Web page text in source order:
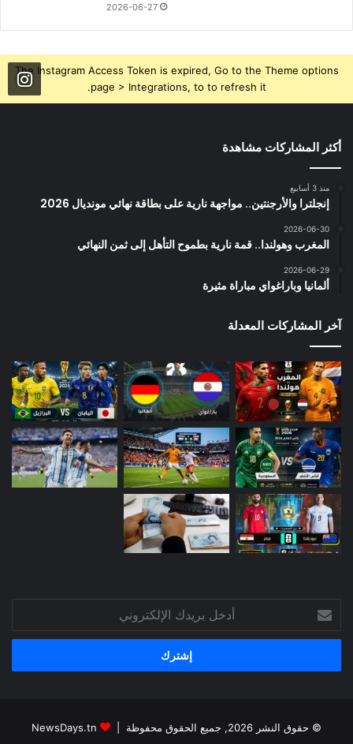
2026-06-27
The Instagram Access Token is expired, Go to the Theme options
page > Integrations, to to refresh it.
أكثر المشاركات مشاهدة
منذ 3 أسابيع
إنجلترا والأرجنتين.. مواجهة نارية على بطاقة نهائي مونديال 2026
2026-06-30
المغرب وهولندا.. قمة نارية بطموح التأهل إلى ثمن النهائي
2026-06-29
ألمانيا وباراغواي مباراة مثيرة
آخر المشاركات المعدلة
بريدك
الإلكتروني
© حقوق النشر 2026, جميع الحقوق محفوظة |